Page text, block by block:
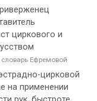
циркового и
Ефремовой
цирковой
на применении